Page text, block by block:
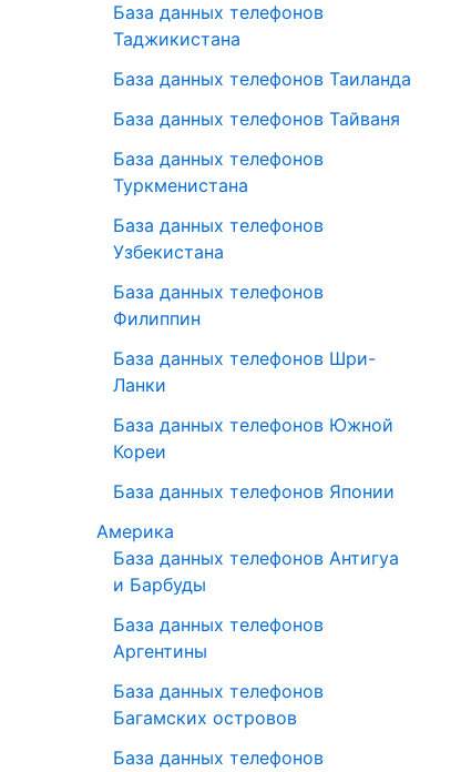
База данных телефонов
Таджикистана
База данных телефонов Таиланда
База данных телефонов Тайваня
База данных телефонов
Туркменистана
База данных телефонов
Узбекистана
База данных телефонов
Филиппин
База данных телефонов Шри-
Ланки
База данных телефонов Южной
Кореи
База данных телефонов Японии
Америка
База данных телефонов Антигуа
и Барбуды
База данных телефонов
Аргентины
База данных телефонов
Багамских островов
База данных телефонов